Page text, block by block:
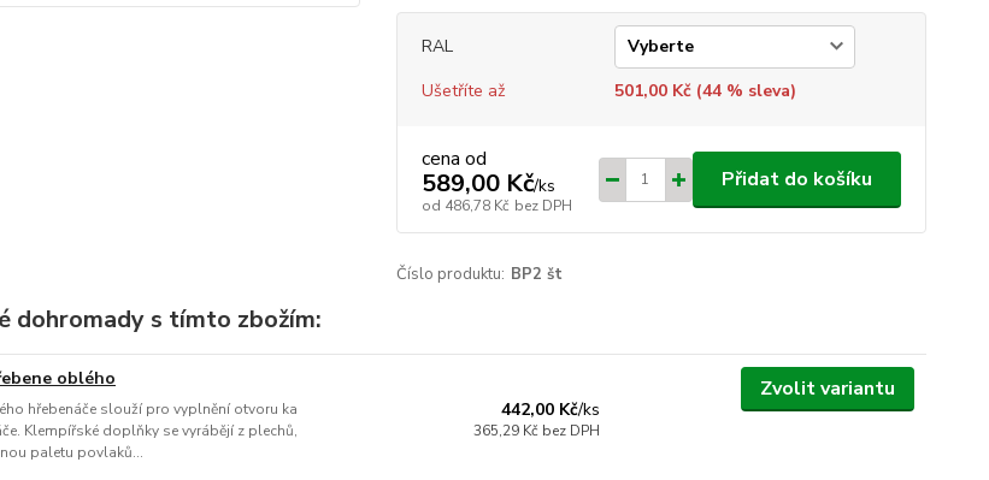
RAL
Ušetříte až
501,00 Kč (44% sleva)
cena od
589,00 Kč/ks
od 486,78 Kč bez DPH
Přidat do košíku
Číslo produktu: BP2 št
dohromady s tímto zbožím:
oblého
hřebenáče slouží pro vyplnění otvoru ka
Klempířské doplňky se vyrábějí z plechů,
paletu povlaků...
442,00 Kč/ks
365,29 Kč bez DPH
Zvolit variantu